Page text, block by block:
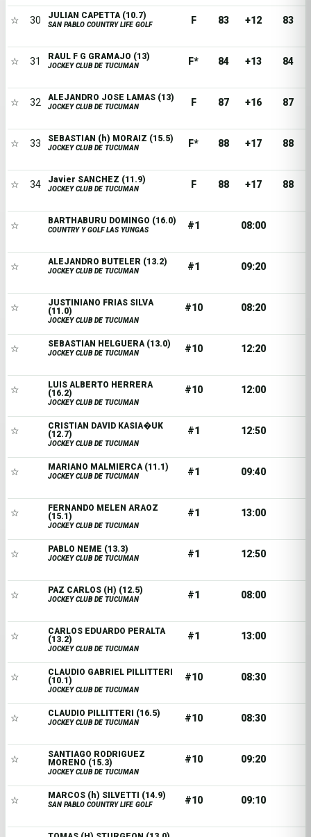
☆ 30 JULIAN CAPETTA (10.7)
SAN PABLO COUNTRY LIFE GOLF F 83 +12 83
☆ 31 RAUL F G GRAMAJO (13)
JOCKEY CLUB DE TUCUMAN F* 84 +13 84
☆ 32 ALEJANDRO JOSE LAMAS (13)
JOCKEY CLUB DE TUCUMAN F 87 +16 87
☆ 33 SEBASTIAN (h) MORAIZ (15.5)
JOCKEY CLUB DE TUCUMAN F* 88 +17 88
☆ 34 Javier SANCHEZ (11.9)
JOCKEY CLUB DE TUCUMAN F 88 +17 88
☆ BARTHABURU DOMINGO (16.0)
COUNTRY Y GOLF LAS YUNGAS #1 08:00
☆ ALEJANDRO BUTELER (13.2)
JOCKEY CLUB DE TUCUMAN #1 09:20
☆
JUSTINIANO FRIAS SILVA
(11.0)
JOCKEY CLUB DE TUCUMAN
#10 08:20
☆ SEBASTIAN HELGUERA (13.0)
JOCKEY CLUB DE TUCUMAN #10 12:20
☆
LUIS ALBERTO HERRERA
(16.2)
JOCKEY CLUB DE TUCUMAN
#10 12:00
☆
CRISTIAN DAVID KASIA�UK
(12.7)
JOCKEY CLUB DE TUCUMAN
#1 12:50
☆ MARIANO MALMIERCA (11.1)
JOCKEY CLUB DE TUCUMAN #1 09:40
☆
FERNANDO MELEN ARAOZ
(15.1)
JOCKEY CLUB DE TUCUMAN
#1 13:00
☆ PABLO NEME (13.3)
JOCKEY CLUB DE TUCUMAN #1 12:50
☆ PAZ CARLOS (H) (12.5)
JOCKEY CLUB DE TUCUMAN #1 08:00
☆
CARLOS EDUARDO PERALTA
(13.2)
JOCKEY CLUB DE TUCUMAN
#1 13:00
☆
CLAUDIO GABRIEL PILLITTERI
(10.1)
JOCKEY CLUB DE TUCUMAN
#10 08:30
☆ CLAUDIO PILLITTERI (16.5)
JOCKEY CLUB DE TUCUMAN #10 08:30
☆
SANTIAGO RODRIGUEZ
MORENO (15.3)
JOCKEY CLUB DE TUCUMAN
#10 09:20
☆ MARCOS (h) SILVETTI (14.9)
SAN PABLO COUNTRY LIFE GOLF #10 09:10